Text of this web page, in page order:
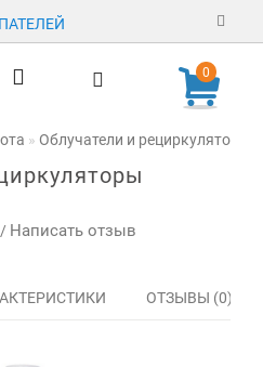
Регистрация
Гарантия
0
Облучатели и рециркуляторы
/ Написать отзыв
ОТЗЫВЫ (0)